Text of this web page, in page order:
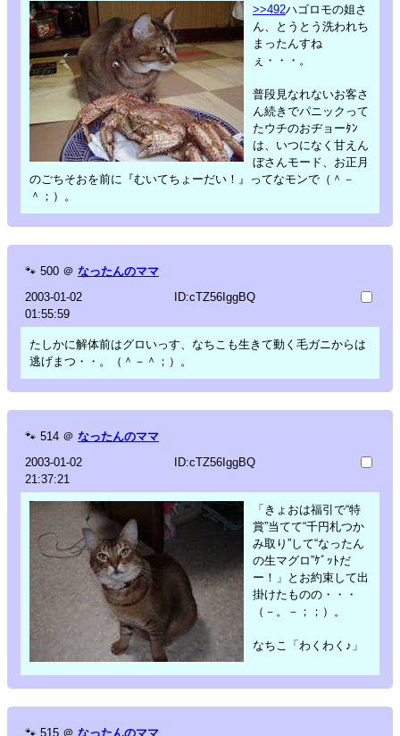
>>492ハゴロモの姐さ
ん、とうとう洗われち
まったんすね
ぇ・・・。
普段見なれないお客さ
ん続きでパニックって
たウチのおヂョーﾀﾝ
は、いつになく甘えん
ぼさんモード、お正月
のごちそおを前に『むいてちょーだい！』ってなモンで（＾－
＾；）。
🐾 500 ＠ なったんのママ
2003-01-02
01:55:59
ID:cTZ56IggBQ
たしかに解体前はグロいっす、なちこも生きて動く毛ガニからは
逃げまつ・・。（＾－＾；）。
🐾 514 ＠ なったんのママ
2003-01-02
21:37:21
ID:cTZ56IggBQ
「きょおは福引で“特
賞”当てて“千円札つか
み取り”して“なったん
の生マグロ”ｹﾞｯﾄだ
ー！」とお約束して出
掛けたものの・・・
（－。－；；）。
なちこ「わくわく♪」
🐾 515 ＠ なったんのママ